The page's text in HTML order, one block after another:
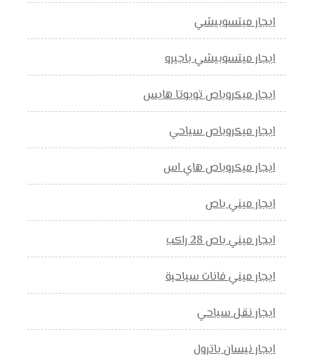
ايجار ميتسوبيشي
ايجار ميتسوبيشي باجيرو
ايجار ميكروباص تويوتا هايس
ايجار ميكروباص سياحي
ايجار ميكروباص هاي اس
ايجار ميني باص
ايجار ميني باص 28 راكب
ايجار ميني فانات سياحية
ايجار نقل سياحي
ايجار نيسان باترول